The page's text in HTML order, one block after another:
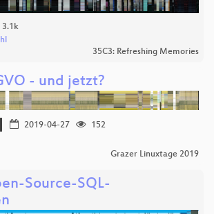
3.1k
35C3: Refreshing Memories
- und jetzt?
2019-04-27
152
Grazer Linuxtage 2019
Source-SQL-